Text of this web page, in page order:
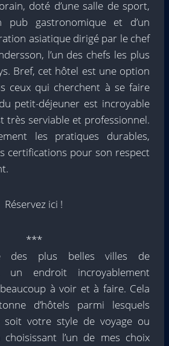
doté d’une salle de sport,
pub gastronomique et d’un
asiatique dirigé par le chef
l’un des chefs les plus
Bref, cet hôtel est une option
ceux qui cherchent à se faire
petit-déjeuner est incroyable
très serviable et professionnel.
les pratiques durables,
certifications pour son respect
Réservez ici !
***
des plus belles villes de
un endroit incroyablement
à voir et à faire. Cela
d’hôtels parmi lesquels
soit votre style de voyage ou
l’un de mes choix